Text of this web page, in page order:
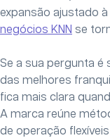
expansão ajustado à
negócios KNN se
Se a sua pergunta é
das melhores
fica mais clara
A marca reúne
de operação